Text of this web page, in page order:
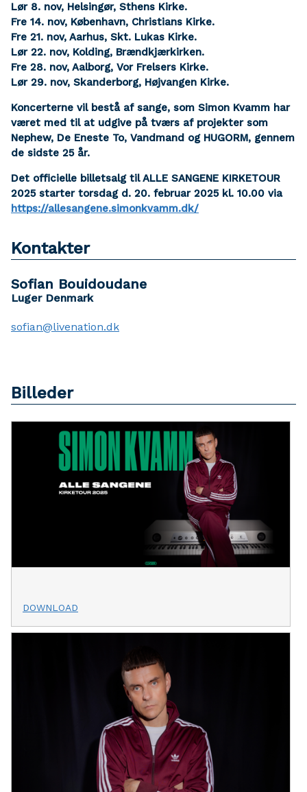
Lør 8. nov, Helsingør, Sthens Kirke.
Fre 14. nov, København, Christians Kirke.
Fre 21. nov, Aarhus, Skt. Lukas Kirke.
Lør 22. nov, Kolding, Brændkjærkirken.
Fre 28. nov, Aalborg, Vor Frelsers Kirke.
Lør 29. nov, Skanderborg, Højvangen Kirke.
Koncerterne vil bestå af sange, som Simon Kvamm har
været med til at udgive på tværs af projekter som
Nephew, De Eneste To, Vandmand og HUGORM, gennem
de sidste 25 år.
Det officielle billetsalg til ALLE SANGENE KIRKETOUR
2025 starter torsdag d. 20. februar 2025 kl. 10.00 via
https://allesangene.simonkvamm.dk/
Kontakter
Sofian Bouidoudane
Luger Denmark
sofian@livenation.dk
Billeder
DOWNLOAD